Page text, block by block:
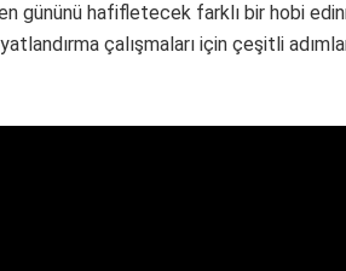
gününü hafifletecek farklı bir hobi
çalışmaları için çeşitli